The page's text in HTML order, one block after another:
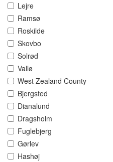
Lejre
Ramsø
Roskilde
Skovbo
Solrød
Vallø
West Zealand County
Bjergsted
Dianalund
Dragsholm
Fuglebjerg
Gørlev
Hashøj